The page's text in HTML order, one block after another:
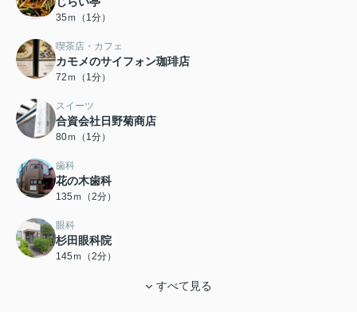
35ｍ（1分）
喫茶店・カフェ
カモメのサイフォン珈琲店
72ｍ（1分）
スイーツ
合資会社日野菊商店
80ｍ（1分）
歯科
花の木歯科
135ｍ（2分）
眼科
杉田眼科院
145ｍ（2分）
すべて見る